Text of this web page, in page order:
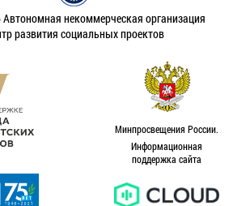
некоммерческая организация
развития социальных проектов
Минпросвещения России.
Информационная
поддержка сайта